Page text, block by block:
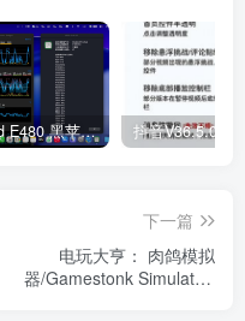
ThinkPad E480 黑苹果完美Tahoe的EFI分享（2026.03.01更新） 抖音V36.5.0 内
下一篇
电玩大亨： 肉鸽模拟
器/Gamestonk Simulator: